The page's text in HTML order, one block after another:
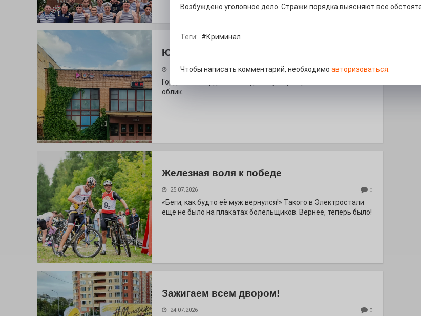
Юбилейным курсом
26.07.2026 0
Гордость за ордена! Заводская улица Горького меняет
облик.
Железная воля к победе
25.07.2026 0
«Беги, как будто её муж вернулся!» Такого в Электростали
ещё не было на плакатах болельщиков. Вернее, теперь было!
Зажигаем всем двором!
24.07.2026 0
Возбуждено уголовное дело. Стражи порядка выясняют все
Теги: #Криминал
Чтобы написать комментарий, необходимо авторизоваться.